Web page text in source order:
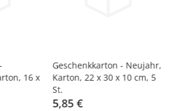
16 x
-40%
Geschenkkarton - Neujahr,
Karton, 22 x 30 x 10 cm, 5
St.
5,85 €